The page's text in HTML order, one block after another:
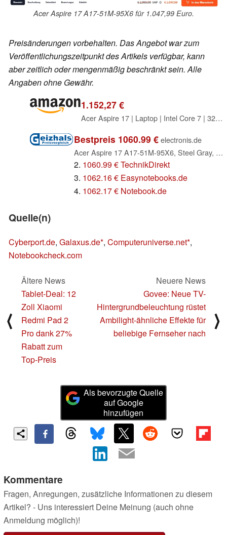
Acer Aspire 17 A17-51M-95X6 für 1.047,99 Euro.
Preisänderungen vorbehalten. Das Angebot war zum
Veröffentlichungszeitpunkt des Artikels verfügbar, kann
aber zeitlich oder mengenmäßig beschränkt sein. Alle
Angaben ohne Gewähr.
1.152,27 €
Acer Aspire 17 | Laptop | Intel Core 7 | 32GB | 1TB | mit Netzteil
Bestpreis 1060.99 € electronis.de
Acer Aspire 17 A17-51M-95X6, Steel Gray, Core i9-13900H, 32GB RAM, 1TB SSD, DE (NX.JL4EG.00D)
2. 1060.99 € TechnikDirekt
3. 1062.16 € Easynotebooks.de
4. 1062.17 € Notebook.de
Quelle(n)
Cyberport.de, Galaxus.de , Computeruniverse.net ,
Notebookcheck.com
⟨
Ältere News
Tablet-Deal: 12
Zoll Xiaomi
Redmi Pad 2
Pro dank 27%
Rabatt zum
Top-Preis
Neuere News
Govee: Neue TV-
Hintergrundbeleuchtung rüstet
Ambilight-ähnliche Effekte für
beliebige Fernseher nach
⟩
Als bevorzugte Quelle
auf Google
hinzufügen
Kommentare
Fragen, Anregungen, zusätzliche Informationen zu diesem
Artikel? - Uns interessiert Deine Meinung (auch ohne
Anmeldung möglich)!